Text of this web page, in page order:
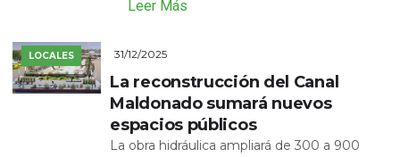
Leer Más
LOCALES 31/12/2025
La reconstrucción del Canal
Maldonado sumará nuevos
espacios públicos
La obra hidráulica ampliará de 300 a 900